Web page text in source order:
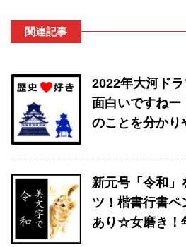
関連記事
2022年大河ドラ
面白いですねー
のことを分かり
新元号「令和」
ツ！楷書行書ペ
あり☆女磨き！